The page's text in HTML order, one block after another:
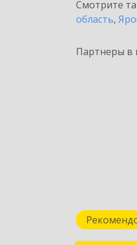
Смотрите
область,
Партнеры в